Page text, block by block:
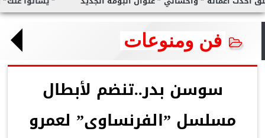
فن ومنوعات
سوسن بدر..تنضم لأبطال
مسلسل ”الفرنساوى” لعمرو